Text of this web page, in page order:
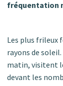
fréquentation
Les plus frileux
rayons de
matin, visitent
devant les